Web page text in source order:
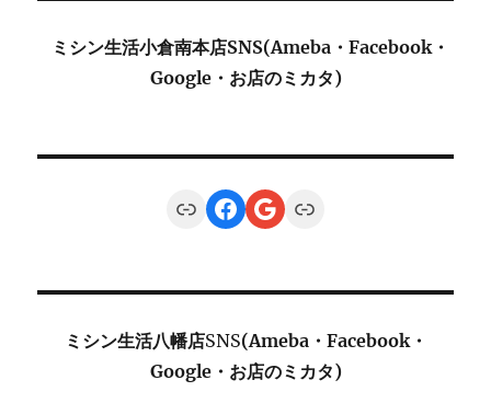
ミシン生活小倉南本店SNS(Ameba・Facebook・
Google・お店のミカタ)
LinkFacebook
Google
Link
ミシン生活八幡店SNS(Ameba・Facebook・
Google・お店のミカタ)